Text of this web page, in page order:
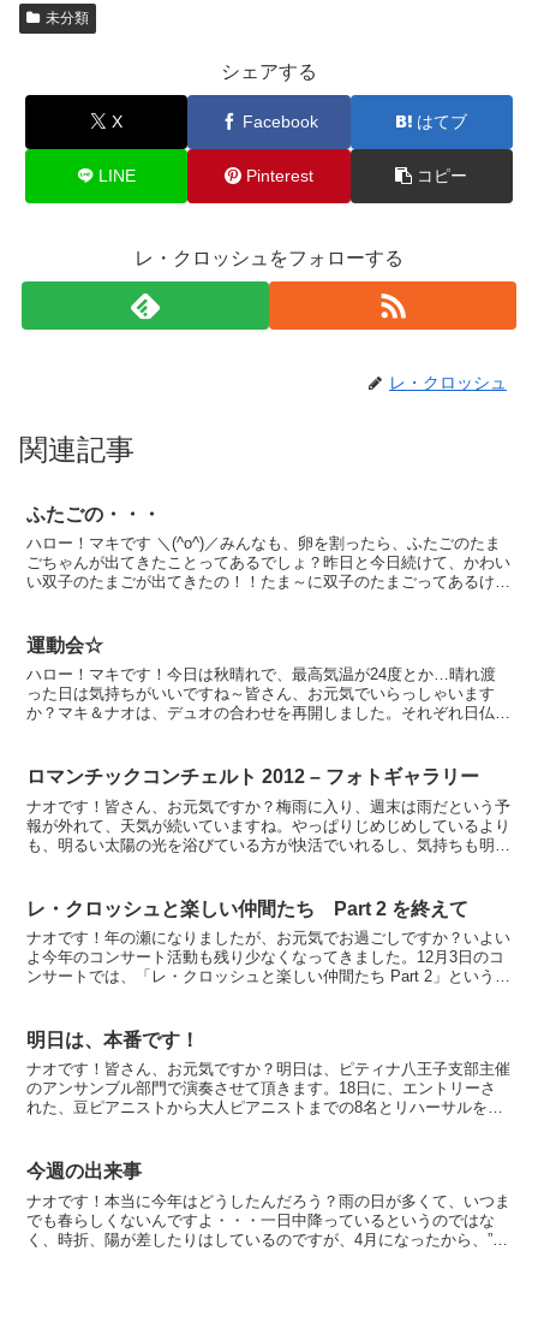
未分類
シェアする
X Facebook はてブ
LINE Pinterest コピー
レ・クロッシュをフォローする
レ・クロッシュ
関連記事
ふたごの・・・
ハロー！マキです ＼(^o^)／みんなも、卵を割ったら、ふたごのたま
ごちゃんが出てきたことってあるでしょ？昨日と今日続けて、かわい
い双子のたまごが出てきたの！！たま～に双子のたまごってあるけ
運動会☆
ハロー！マキです！今日は秋晴れで、最高気温が24度とか…晴れ渡
った日は気持ちがいいですね～皆さん、お元気でいらっしゃいます
か？マキ＆ナオは、デュオの合わせを再開しました。それぞれ日仏離
ロマンチックコンチェルト 2012 – フォトギャラリー
ナオです！皆さん、お元気ですか？梅雨に入り、週末は雨だという予
報が外れて、天気が続いていますね。やっぱりじめじめしているより
も、明るい太陽の光を浴びている方が快活でいれるし、気持ちも明る
レ・クロッシュと楽しい仲間たち Part 2 を終えて
ナオです！年の瀬になりましたが、お元気でお過ごしですか？いよい
よ今年のコンサート活動も残り少なくなってきました。12月3日のコ
ンサートでは、「レ・クロッシュと楽しい仲間たち Part 2」という事
明日は、本番です！
ナオです！皆さん、お元気ですか？明日は、ピティナ八王子支部主催
のアンサンブル部門で演奏させて頂きます。18日に、エントリーさ
れた、豆ピアニストから大人ピアニストまでの8名とリハーサルをし
今週の出来事
ナオです！本当に今年はどうしたんだろう？雨の日が多くて、いつま
でも春らしくないんですよ・・・一日中降っているというのではな
く、時折、陽が差したりはしているのですが、4月になったから、”春